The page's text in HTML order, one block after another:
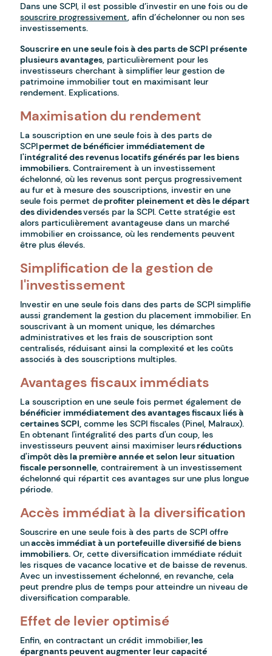
Dans une SCPI, il est possible d’investir en une fois ou de
souscrire progressivement, afin d’échelonner ou non ses
investissements.
Souscrire en une seule fois à des parts de SCPI présente
plusieurs avantages, particulièrement pour les
investisseurs cherchant à simplifier leur gestion de
patrimoine immobilier tout en maximisant leur
rendement. Explications.
Maximisation du rendement
La souscription en une seule fois à des parts de
SCPIpermet de bénéficier immédiatement de
l'intégralité des revenus locatifs générés par les biens
immobiliers. Contrairement à un investissement
échelonné, où les revenus sont perçus progressivement
au fur et à mesure des souscriptions, investir en une
seule fois permet deprofiter pleinement et dès le départ
des dividendesversés par la SCPI. Cette stratégie est
alors particulièrement avantageuse dans un marché
immobilier en croissance, où les rendements peuvent
être plus élevés.
Simplification de la gestion de
l'investissement
Investir en une seule fois dans des parts de SCPI simplifie
aussi grandement la gestion du placement immobilier. En
souscrivant à un moment unique, les démarches
administratives et les frais de souscription sont
centralisés, réduisant ainsi la complexité et les coûts
associés à des souscriptions multiples.
Avantages fiscaux immédiats
La souscription en une seule fois permet également de
bénéficier immédiatement des avantages fiscaux liés à
certaines SCPI, comme les SCPI fiscales (Pinel, Malraux).
En obtenant l'intégralité des parts d'un coup, les
investisseurs peuvent ainsi maximiser leursréductions
d'impôt dès la première année et selon leur situation
fiscale personnelle, contrairement à un investissement
échelonné qui répartit ces avantages sur une plus longue
période.
Accès immédiat à la diversification
Souscrire en une seule fois à des parts de SCPI offre
unaccès immédiat à un portefeuille diversifié de biens
immobiliers. Or, cette diversification immédiate réduit
les risques de vacance locative et de baisse de revenus.
Avec un investissement échelonné, en revanche, cela
peut prendre plus de temps pour atteindre un niveau de
diversification comparable.
Effet de levier optimisé
Enfin, en contractant un crédit immobilier,les
épargnants peuvent augmenter leur capacité